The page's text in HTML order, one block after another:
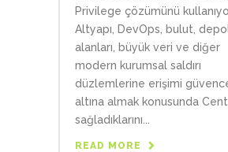
Privilege çözümünü
Altyapı, DevOps, bulut,
alanları, büyük veri ve diğer
modern kurumsal saldırı
düzlemlerine erişimi
altına almak konusunda
sağladıklarını...
READ MORE